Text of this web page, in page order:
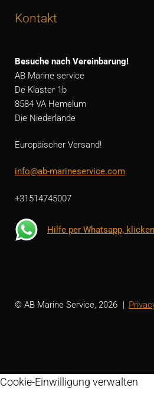
Kontakt
Besuche nach Vereinbarung!
AB Marine service
De Klaster 1b
8584 VA Hemelum
Die Niederlande
Europäischer Versand!
info@ab-marineservice.com
+31514745007
Hilfe per Whatsapp,
© AB Marine Service, 2026
Cookie-Einwilligung verwalten